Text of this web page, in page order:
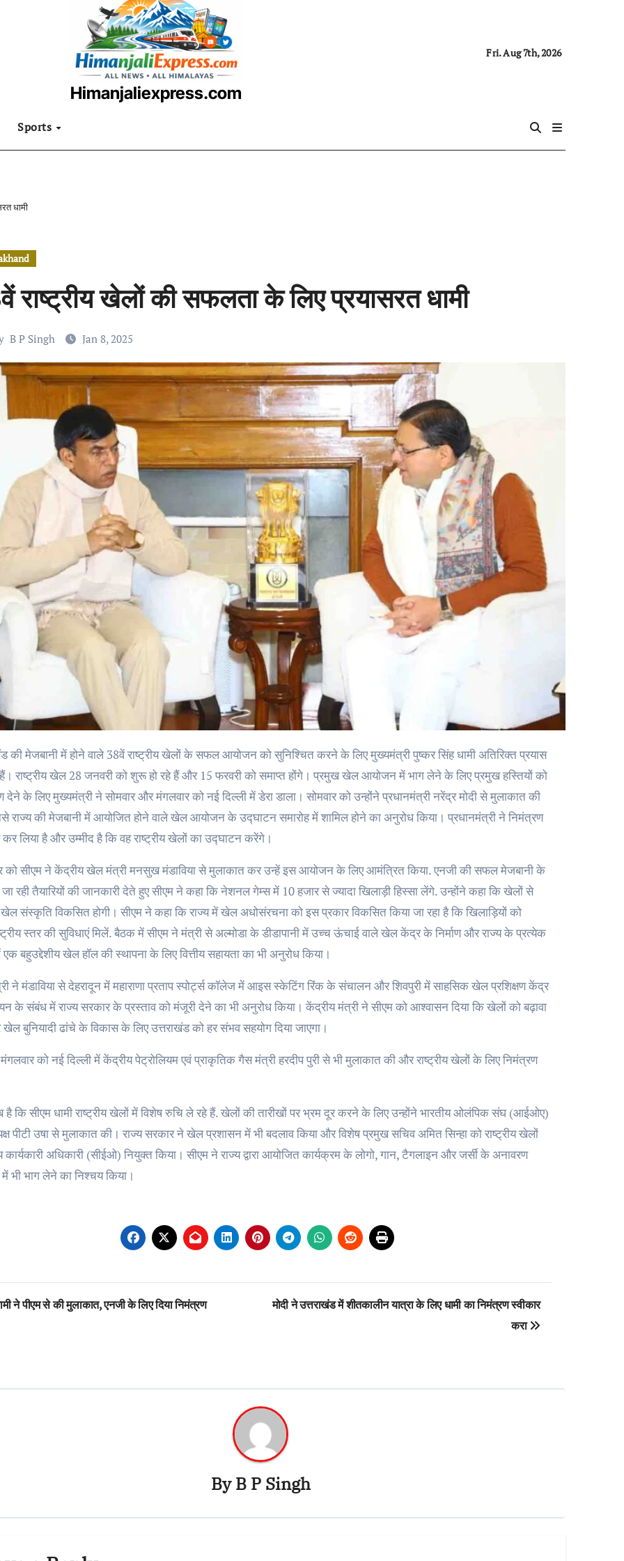
Himanjaliexpress.com
Fri. Aug 7th, 2026
Sports
धामी
राष्ट्रीय खेलों की सफलता के लिए प्रयासरत धामी
B P Singh Jan 8, 2025
राष्ट्रीय खेल 28 जनवरी को शुरू हो रहे हैं और 15 फरवरी को समाप्त होंगे। प्रमुख खेल आयोजन में भाग लेने के लिए प्रमुख हस्तियों को
देने के लिए मुख्यमंत्री ने सोमवार और मंगलवार को नई दिल्ली में डेरा डाला। सोमवार को उन्होंने प्रधानमंत्री नरेंद्र मोदी से मुलाकात की
राज्य की मेजबानी में आयोजित होने वाले खेल आयोजन के उद्घाटन समारोह में शामिल होने का अनुरोध किया। प्रधानमंत्री ने निमंत्रण
कर लिया है और उम्मीद है कि वह राष्ट्रीय खेलों का उद्घाटन करेंगे।
को सीएम ने केंद्रीय खेल मंत्री मनसुख मंडाविया से मुलाकात कर उन्हें इस आयोजन के लिए आमंत्रित किया. एनजी की सफल मेजबानी के
रही तैयारियों की जानकारी देते हुए सीएम ने कहा कि नेशनल गेम्स में 10 हजार से ज्यादा खिलाड़ी हिस्सा लेंगे. उन्होंने कहा कि खेलों से
खेल संस्कृति विकसित होगी। सीएम ने कहा कि राज्य में खेल अधोसंरचना को इस प्रकार विकसित किया जा रहा है कि खिलाड़ियों को
स्तर की सुविधाएं मिलें. बैठक में सीएम ने मंत्री से अल्मोडा के डीडापानी में उच्च ऊंचाई वाले खेल केंद्र के निर्माण और राज्य के प्रत्येक
बहुउद्देशीय खेल हॉल की स्थापना के लिए वित्तीय सहायता का भी अनुरोध किया।
ने मंडाविया से देहरादून में महाराणा प्रताप स्पोर्ट्स कॉलेज में आइस स्केटिंग रिंक के संचालन और शिवपुरी में साहसिक खेल प्रशिक्षण केंद्र
के संबंध में राज्य सरकार के प्रस्ताव को मंजूरी देने का भी अनुरोध किया। केंद्रीय मंत्री ने सीएम को आश्वासन दिया कि खेलों को बढ़ावा
बुनियादी ढांचे के विकास के लिए उत्तराखंड को हर संभव सहयोग दिया जाएगा।
को नई दिल्ली में केंद्रीय पेट्रोलियम एवं प्राकृतिक गैस मंत्री हरदीप पुरी से भी मुलाकात की और राष्ट्रीय खेलों के लिए निमंत्रण
है कि सीएम धामी राष्ट्रीय खेलों में विशेष रुचि ले रहे हैं. खेलों की तारीखों पर भ्रम दूर करने के लिए उन्होंने भारतीय ओलंपिक संघ (आईओए)
पीटी उषा से मुलाकात की। राज्य सरकार ने खेल प्रशासन में भी बदलाव किया और विशेष प्रमुख सचिव अमित सिन्हा को राष्ट्रीय खेलों
अधिकारी (सीईओ) नियुक्त किया। सीएम ने राज्य द्वारा आयोजित कार्यक्रम के लोगो, गान, टैगलाइन और जर्सी के अनावरण
में भी भाग लेने का निश्चय किया।
ने पीएम से की मुलाकात, एनजी के लिए दिया निमंत्रण
मोदी ने उत्तराखंड में शीतकालीन यात्रा के लिए धामी का निमंत्रण स्वीकार
करा
ByB P Singh